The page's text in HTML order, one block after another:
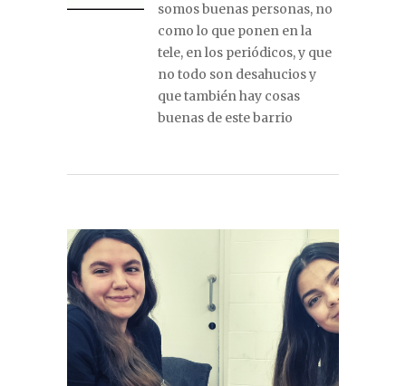
somos buenas personas, no
como lo que ponen en la
tele, en los periódicos, y que
no todo son desahucios y
que también hay cosas
buenas de este barrio